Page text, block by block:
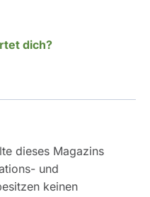
dich?
dieses Magazins
und
keinen